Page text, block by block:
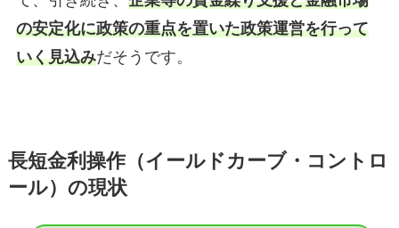
の安定化に政策の重点を置いた政策運営を行って
いく見込みだそうです。
長短金利操作（イールドカーブ・コントロ
ール）の現状